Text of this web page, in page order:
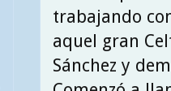
trabajando
aquel gran
Sánchez y